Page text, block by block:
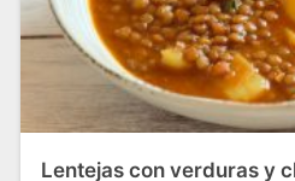
Lentejas con verduras y